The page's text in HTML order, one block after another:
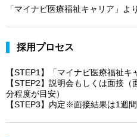
「マイナビ医療福祉キャリア」よ
採用プロセス
【STEP1】「マイナビ医療福祉
【STEP2】説明会もしくは面接
分程度が目安）
【STEP3】内定※面接結果は1週